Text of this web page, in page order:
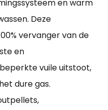
en warm
Deze
vervanger van de
en
vuile uitstoot,
dure gas.